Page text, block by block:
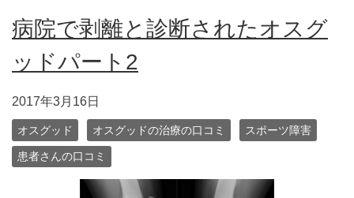
病院で剥離と診断されたオスグ
ッドパート2
2017年3月16日
オスグッド オスグッドの治療の口コミ スポーツ障害
患者さんの口コミ